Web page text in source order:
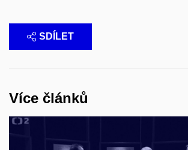
SDÍLET
Více článků